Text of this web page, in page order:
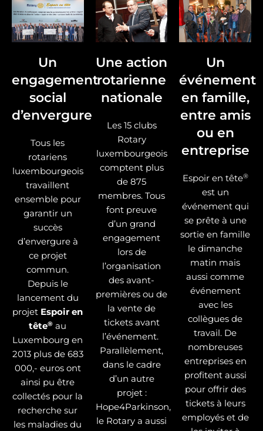
Un
engagement
social
d’envergure
Tous les
rotariens
luxembourgeois
travaillent
ensemble pour
garantir un
succès
d’envergure à
ce projet
commun.
Depuis le
lancement du
projet Espoir en
tête® au
Luxembourg en
2013 plus de 683
000,- euros ont
ainsi pu être
collectés pour la
recherche sur
les maladies du
Une action
rotarienne
nationale
Les 15 clubs
Rotary
luxembourgeois
comptent plus
de 875
membres. Tous
font preuve
d’un grand
engagement
lors de
l’organisation
des avant-
premières ou de
la vente de
tickets avant
l’événement.
Parallèlement,
dans le cadre
d’un autre
projet :
Hope4Parkinson,
le Rotary a aussi
Un
événement
en famille,
entre amis
ou en
entreprise
Espoir en tête®
est un
événement qui
se prête à une
sortie en famille
le dimanche
matin mais
aussi comme
événement
avec les
collègues de
travail. De
nombreuses
entreprises en
profitent aussi
pour offrir des
tickets à leurs
employés et de